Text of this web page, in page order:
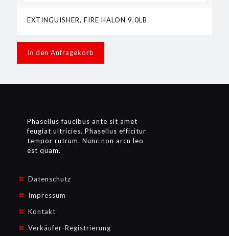
EXTINGUISHER, FIRE HALON 9,0LB
In den Anfragekorb
Phasellus faucibus ante sit amet
feugiat ultricies. Phasellus efficitur
tempor rutrum. Nunc non arcu leo
est quam.
Datenschutz
Impressum
Kontakt
Verkäufer-Registrierung